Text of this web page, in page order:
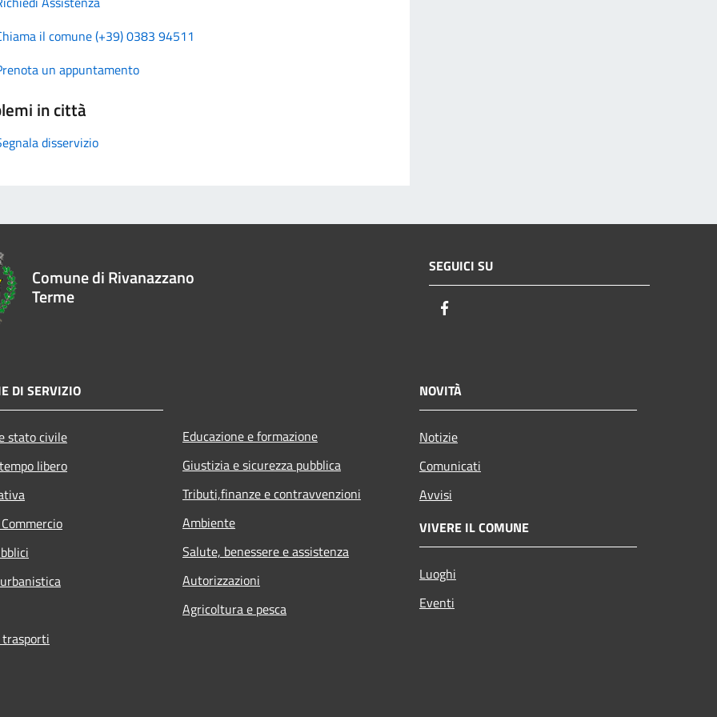
il comune (+39) 0383 94511
un appuntamento
in città
disservizio
Comune di Rivanazzano
Terme
SEGUICI SU
DI SERVIZIO
stato civile
libero
Educazione e formazione
Giustizia e sicurezza pubblica
Tributi,finanze e contravvenzioni
Ambiente
Salute, benessere e assistenza
Autorizzazioni
Agricoltura e pesca
NOVITÀ
Notizie
Comunicati
Avvisi
VIVERE IL COMUNE
Luoghi
Eventi